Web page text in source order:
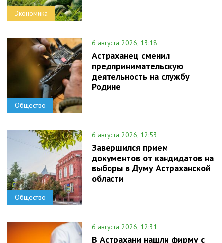
Экономика
Общество
6 августа 2026, 13:18
Астраханец сменил
предпринимательскую
деятельность на службу
Родине
Общество
6 августа 2026, 12:53
Завершился прием
документов от кандидатов на
выборы в Думу Астраханской
области
6 августа 2026, 12:31
В Астрахани нашли фирму с